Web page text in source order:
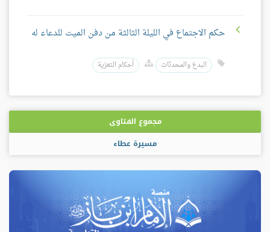
حكم الاجتماع في الليلة الثالثة من دفن الميت للدعاء له
البدع والمحدثات أحكام التعزية
مجموع الفتاوى
مسيرة عطاء